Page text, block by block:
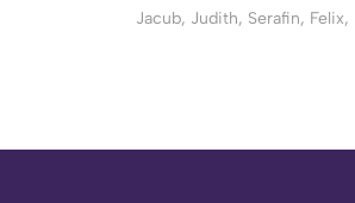
Jacub, Judith, Serafin,